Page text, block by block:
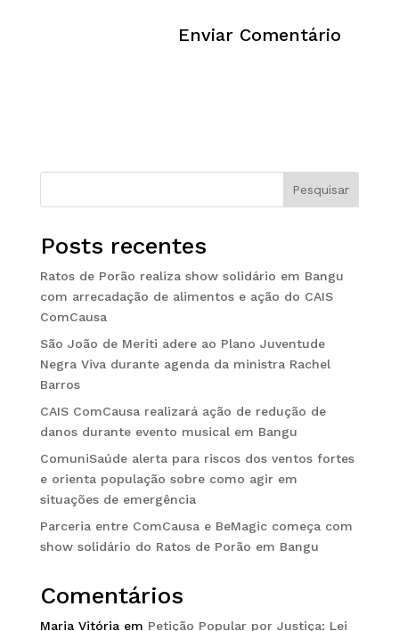
Pesquisar
Posts recentes
Ratos de Porão realiza show solidário em Bangu
com arrecadação de alimentos e ação do CAIS
ComCausa
São João de Meriti adere ao Plano Juventude
Negra Viva durante agenda da ministra Rachel
Barros
CAIS ComCausa realizará ação de redução de
danos durante evento musical em Bangu
ComuniSaúde alerta para riscos dos ventos fortes
e orienta população sobre como agir em
situações de emergência
Parceria entre ComCausa e BeMagic começa com
show solidário do Ratos de Porão em Bangu
Comentários
Maria Vitóriaem Petição Popular por Justiça: Lei